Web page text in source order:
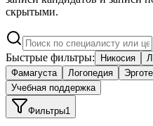
скрытыми.
Быстрые фильтры: Никосия
Фамагуста
Логопедия
Учебная поддержка
Фильтры1